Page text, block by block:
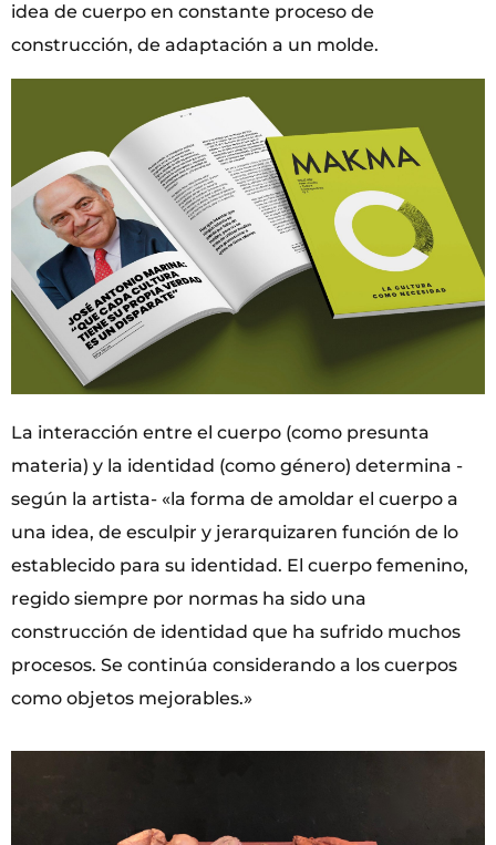
idea de cuerpo en constante proceso de
construcción, de adaptación a un molde.
La interacción entre el cuerpo (como presunta
materia) y la identidad (como género) determina -
según la artista- «la forma de amoldar el cuerpo a
una idea, de esculpir y jerarquizaren función de lo
establecido para su identidad. El cuerpo femenino,
regido siempre por normas ha sido una
construcción de identidad que ha sufrido muchos
procesos. Se continúa considerando a los cuerpos
como objetos mejorables.»